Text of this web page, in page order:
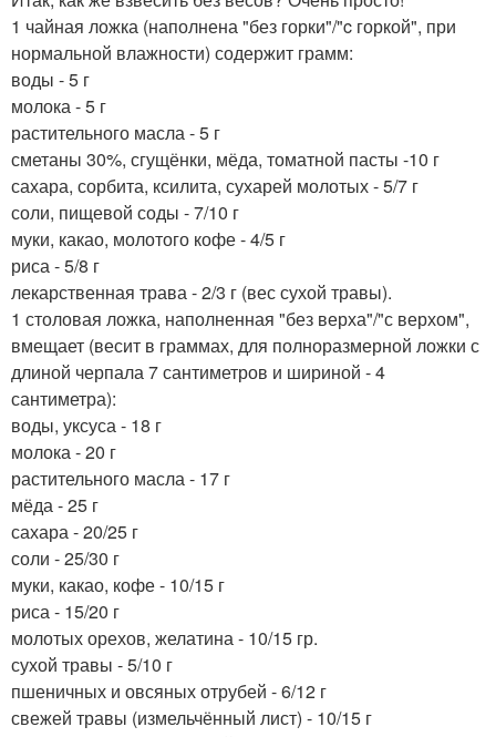
1 чайная ложка (наполнена "без горки"/"c горкой", при
нормальной влажности) содержит грамм:
воды - 5 г
молока - 5 г
растительного масла - 5 г
сметаны 30%, сгущёнки, мёда, томатной пасты -10 г
сахара, сорбита, ксилита, сухарей молотых - 5/7 г
соли, пищевой соды - 7/10 г
муки, какао, молотого кофе - 4/5 г
риса - 5/8 г
лекарственная трава - 2/3 г (вес сухой травы).
1 столовая ложка, наполненная "без верха"/"с верхом",
вмещает (весит в граммах, для полноразмерной ложки с
длиной черпала 7 сантиметров и шириной - 4
сантиметра):
воды, уксуса - 18 г
молока - 20 г
растительного масла - 17 г
мёда - 25 г
сахара - 20/25 г
соли - 25/30 г
муки, какао, кофе - 10/15 г
риса - 15/20 г
молотых орехов, желатина - 10/15 гр.
сухой травы - 5/10 г
пшеничных и овсяных отрубей - 6/12 г
свежей травы (измельчённый лист) - 10/15 г